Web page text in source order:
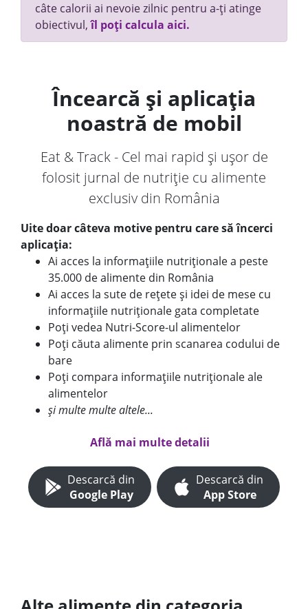
câte calorii ai nevoie zilnic pentru a-ți atinge
obiectivul,îl poți calcula aici.
Încearcă și aplicația
noastră de mobil
Eat & Track - Cel mai rapid și ușor de
folosit jurnal de nutriție cu alimente
exclusiv din România
Uite doar câteva motive pentru care să încerci
aplicația:
Ai acces la informațiile nutriționale a peste
35.000 de alimente din România
Ai acces la sute de rețete și idei de mese cu
informațiile nutriționale gata completate
Poți vedea Nutri-Score-ul alimentelor
Poți căuta alimente prin scanarea codului de
bare
Poți compara informațiile nutriționale ale
alimentelor
și multe multe altele...
Află mai multe detalii
Descarcă din
Google Play
Descarcă din
App Store